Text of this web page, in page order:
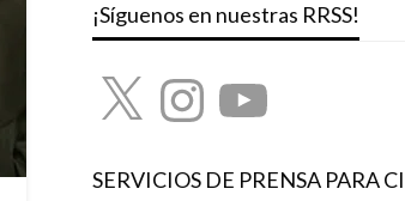
¡Síguenos en nuestras RRSS!
X InstagramYouTube
SERVICIOS DE PRENSA PARA